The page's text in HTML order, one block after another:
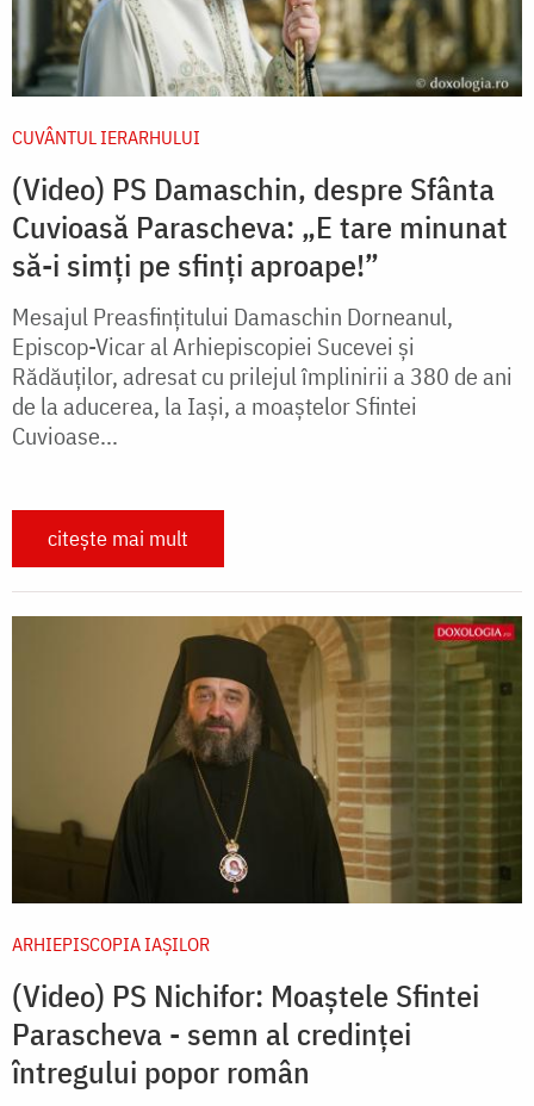
CUVÂNTUL IERARHULUI
(Video) PS Damaschin, despre Sfânta
Cuvioasă Parascheva: „E tare minunat
să-i simți pe sfinți aproape!”
Mesajul Preasfințitului Damaschin Dorneanul,
Episcop-Vicar al Arhiepiscopiei Sucevei și
Rădăuților, adresat cu prilejul împlinirii a 380 de ani
de la aducerea, la Iaşi, a moaştelor Sfintei
Cuvioase...
citește mai mult
ARHIEPISCOPIA IAŞILOR
(Video) PS Nichifor: Moaștele Sfintei
Parascheva - semn al credinței
întregului popor român